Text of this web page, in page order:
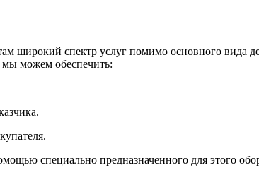
широкий спектр услуг помимо основного вида
мы можем обеспечить:
специально предназначенного для этого